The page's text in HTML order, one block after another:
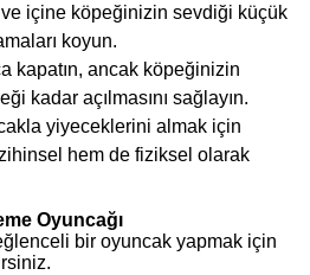
ve içine köpeğinizin sevdiği küçük
koyun.
kapatın, ancak köpeğinizin
kadar açılmasını sağlayın.
yiyeceklerini almak için
hem de fiziksel olarak
Oyuncağı
bir oyuncak yapmak için